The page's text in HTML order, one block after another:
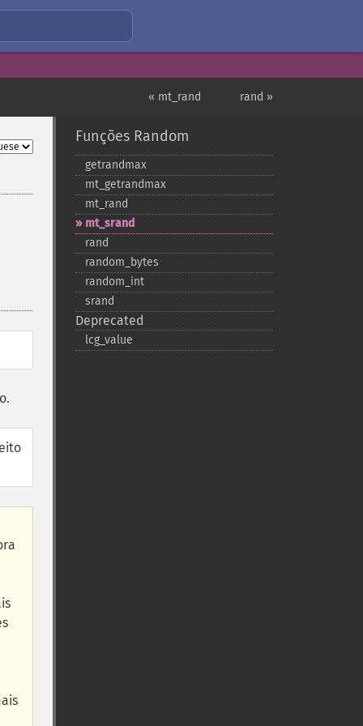
rand »
« mt_rand
Funções Random
getrandmax
mt_​getrandmax
mt_​rand
mt_​srand
rand
random_​bytes
random_​int
srand
Deprecated
lcg_​value